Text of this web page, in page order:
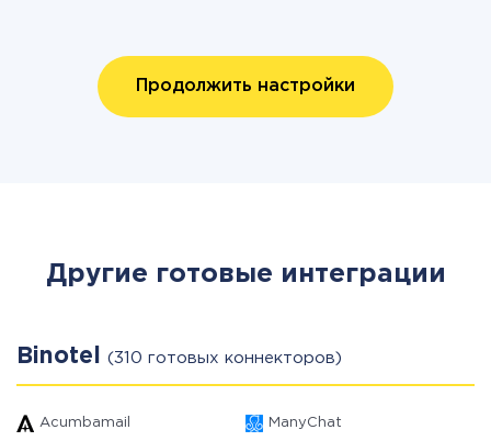
Продолжить настройки
Другие готовые интеграции
Binotel (310 готовых коннекторов)
Acumbamail ManyChat